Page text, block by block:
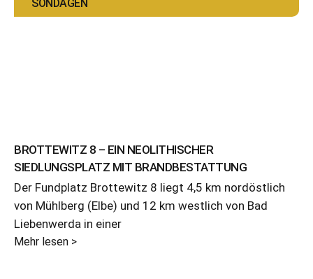
SONDAGEN
BROTTEWITZ 8 – EIN NEOLITHISCHER
SIEDLUNGSPLATZ MIT BRANDBESTATTUNG
Der Fundplatz Brottewitz 8 liegt 4,5 km nordöstlich
von Mühlberg (Elbe) und 12 km westlich von Bad
Liebenwerda in einer
Mehr lesen >